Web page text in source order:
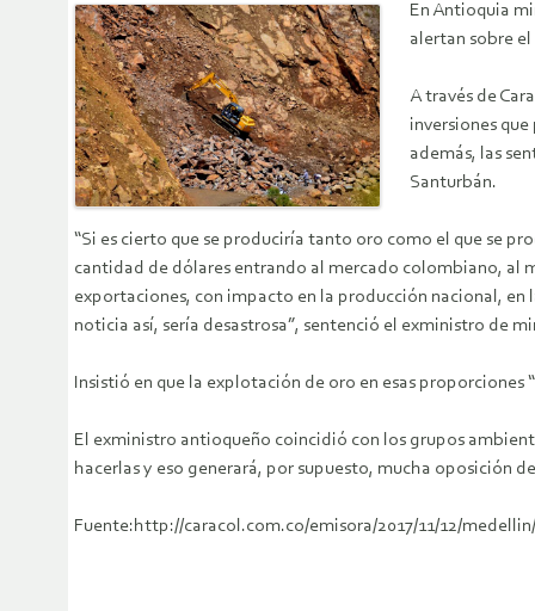
En Antioquia
alertan sobre
A través de
inversiones
además, las
Santurbán.
“Si es cierto que se produciría tanto oro como el que se
cantidad de dólares entrando al mercado colombiano, al
exportaciones, con impacto en la producción nacional,
noticia así, sería desastrosa”, sentenció el exministro de
Insistió en que la explotación de oro en esas
El exministro antioqueño coincidió con los grupos
hacerlas y eso generará, por supuesto, mucha oposición
Fuente:http://caracol.com.co/emisora/2017/11/12/medellin/